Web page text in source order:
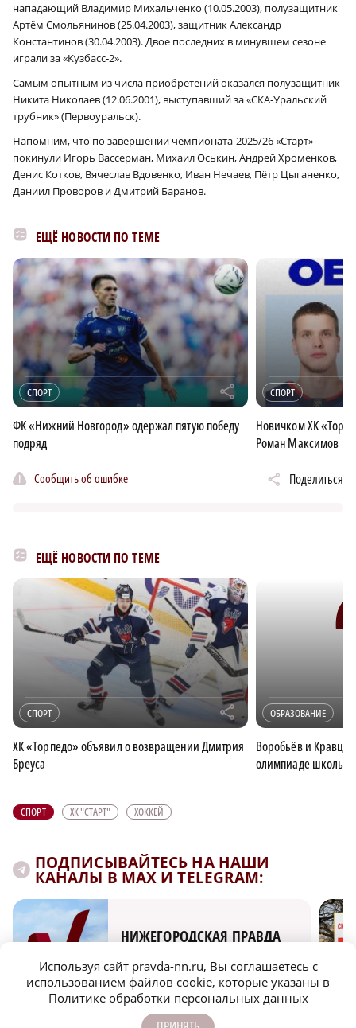
нападающий Владимир Михальченко (10.05.2003), полузащитник
Артём Смольянинов (25.04.2003), защитник Александр
Константинов (30.04.2003). Двое последних в минувшем сезоне
играли за «Кузбасс‑2».
Самым опытным из числа приобретений оказался полузащитник
Никита Николаев (12.06.2001), выступавший за «СКА-Уральский
трубник» (Первоуральск).
Напомним, что по завершении чемпионата-2025/26 «Старт»
покинули Игорь Вассерман, Михаил Оськин, Андрей Хроменков,
Денис Котков, Вячеслав Вдовенко, Иван Нечаев, Пётр Цыганенко,
Даниил Проворов и Дмитрий Баранов.
ЕЩЁ НОВОСТИ ПО ТЕМЕ
СПОРТ r
ФК «Нижний Новгород» одержал пятую победу
подряд
СПОРТ
Новичком ХК
Роман Максимов
Сообщить об ошибке Поделиться
ЕЩЁ НОВОСТИ ПО ТЕМЕ
СПОРТ r
ХК «Торпедо» объявил о возвращении Дмитрия
Бреуса
ОБРАЗОВАНИЕ
Воробьёв и
олимпиаде
СПОРТ ХК "СТАРТ" ХОККЕЙ
ПОДПИСЫВАЙТЕСЬ НА НАШИ
КАНАЛЫ В MAX И TELEGRAM:
НИЖЕГОРОДСКАЯ ПРАВДА
Быстро, честно, точно. И ничего лишнего
Используя сайт pravda-nn.ru, Вы соглашаетесь с
использованием файлов cookie, которые указаны в
Политике обработки персональных данных